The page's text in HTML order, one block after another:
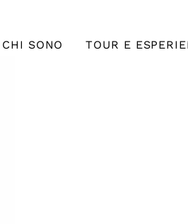
CHI SONO TOUR E